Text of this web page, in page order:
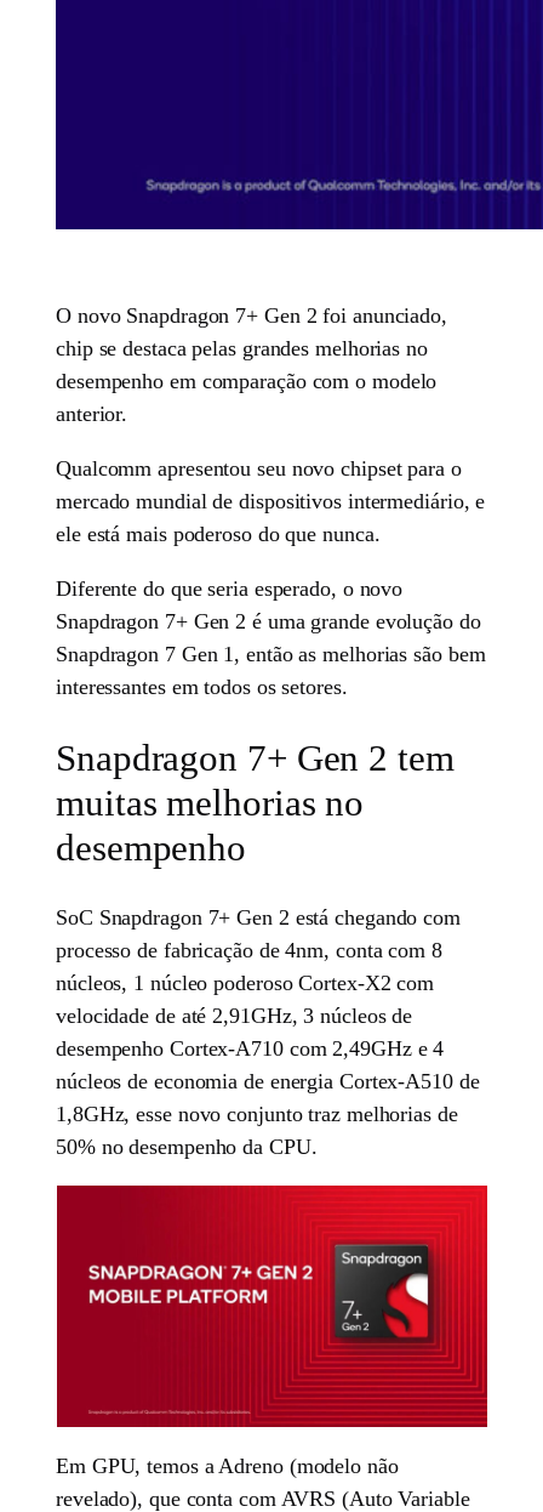
O novo Snapdragon 7+ Gen 2 foi anunciado,
chip se destaca pelas grandes melhorias no
desempenho em comparação com o modelo
anterior.
Qualcomm apresentou seu novo chipset para o
mercado mundial de dispositivos intermediário, e
ele está mais poderoso do que nunca.
Diferente do que seria esperado, o novo
Snapdragon 7+ Gen 2 é uma grande evolução do
Snapdragon 7 Gen 1, então as melhorias são bem
interessantes em todos os setores.
Snapdragon 7+ Gen 2 tem
muitas melhorias no
desempenho
SoC Snapdragon 7+ Gen 2 está chegando com
processo de fabricação de 4nm, conta com 8
núcleos, 1 núcleo poderoso Cortex-X2 com
velocidade de até 2,91GHz, 3 núcleos de
desempenho Cortex-A710 com 2,49GHz e 4
núcleos de economia de energia Cortex-A510 de
1,8GHz, esse novo conjunto traz melhorias de
50% no desempenho da CPU.
Em GPU, temos a Adreno (modelo não
revelado), que conta com AVRS (Auto Variable